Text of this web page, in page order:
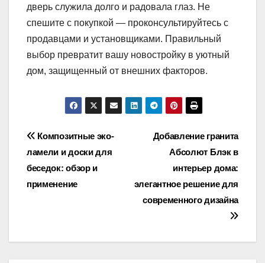
дверь служила долго и радовала глаз. Не
спешите с покупкой — проконсультируйтесь с
продавцами и установщиками. Правильный
выбор превратит вашу новостройку в уютный
дом, защищенный от внешних факторов.
Навигация
по
записям
Добавление гранита
Абсолют Блэк в
интерьер дома:
элегантное решение для
современного дизайна
Композитные эко-
ламели и доски для
беседок: обзор и
применение